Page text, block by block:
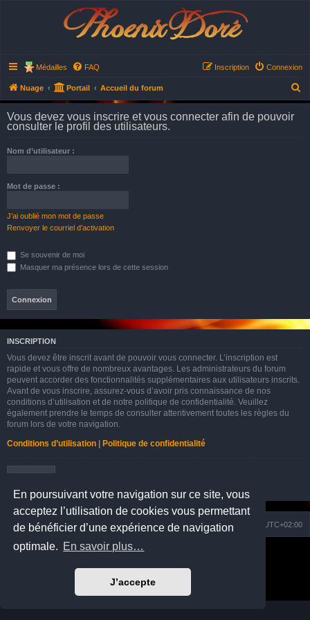
En poursuivant votre navigation sur ce site, vous
acceptez l’utilisation de cookies vous permettant
de bénéficier d’une expérience de navigation
optimale. En savoir plus…
J’accepte
Phoenix Doré
Médailles FAQ Connexion
Inscription
Nuage Portail Accueil du forum
e
Vous devez vous inscrire et vous connecter afin de pouvoir
consulter le profil des utilisateurs.
Nom d’utilisateur :
Mot de passe :
J’ai oublié mon mot de passe
Renvoyer le courriel d’activation
Se souvenir de moi
Masquer ma présence lors de cette session
INSCRIPTION
Vous devez être inscrit avant de pouvoir vous connecter. L’inscription est
rapide et vous offre de nombreux avantages. Les administrateurs du forum
peuvent accorder des fonctionnalités supplémentaires aux utilisateurs inscrits.
Avant de vous inscrire, assurez-vous d’avoir pris connaissance de nos
conditions d’utilisation et de notre politique de confidentialité. Veuillez
également prendre le temps de consulter attentivement toutes les règles du
forum lors de votre navigation.
Conditions d’utilisation | Politique de confidentialité
Nuage Portail Accueil du forum Fuseau horaire sur UTC+02:00
Développé parphpBB® Forum Software © phpBB Limited
Confidentialité